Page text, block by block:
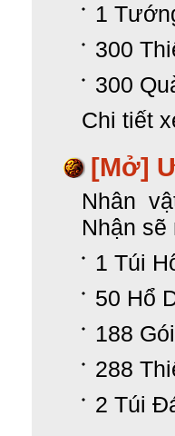
1
300
300
Chi tiết
[Mở]
Nhân
Nhận
1 Túi
50 Hổ
188
288
2 Túi